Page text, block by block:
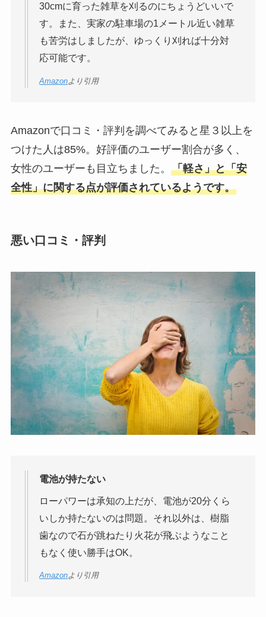
30cmに育った雑草を刈るのにちょうどいいで
す。また、実家の駐車場の1メートル近い雑草
も苦労はしましたが、ゆっくり刈れば十分対
応可能です。
Amazonより引用
Amazonで口コミ・評判を調べてみると星３以上を
つけた人は85%。好評価のユーザー割合が多く、
女性のユーザーも目立ちました。 「軽さ」と「安
全性」に関する点が評価されているようです。
悪い口コミ・評判
電池が持たない
ローパワーは承知の上だが、電池が20分くら
いしか持たないのは問題。それ以外は、樹脂
歯なので石が跳ねたり火花が飛ぶようなこと
もなく使い勝手はOK。
Amazonより引用